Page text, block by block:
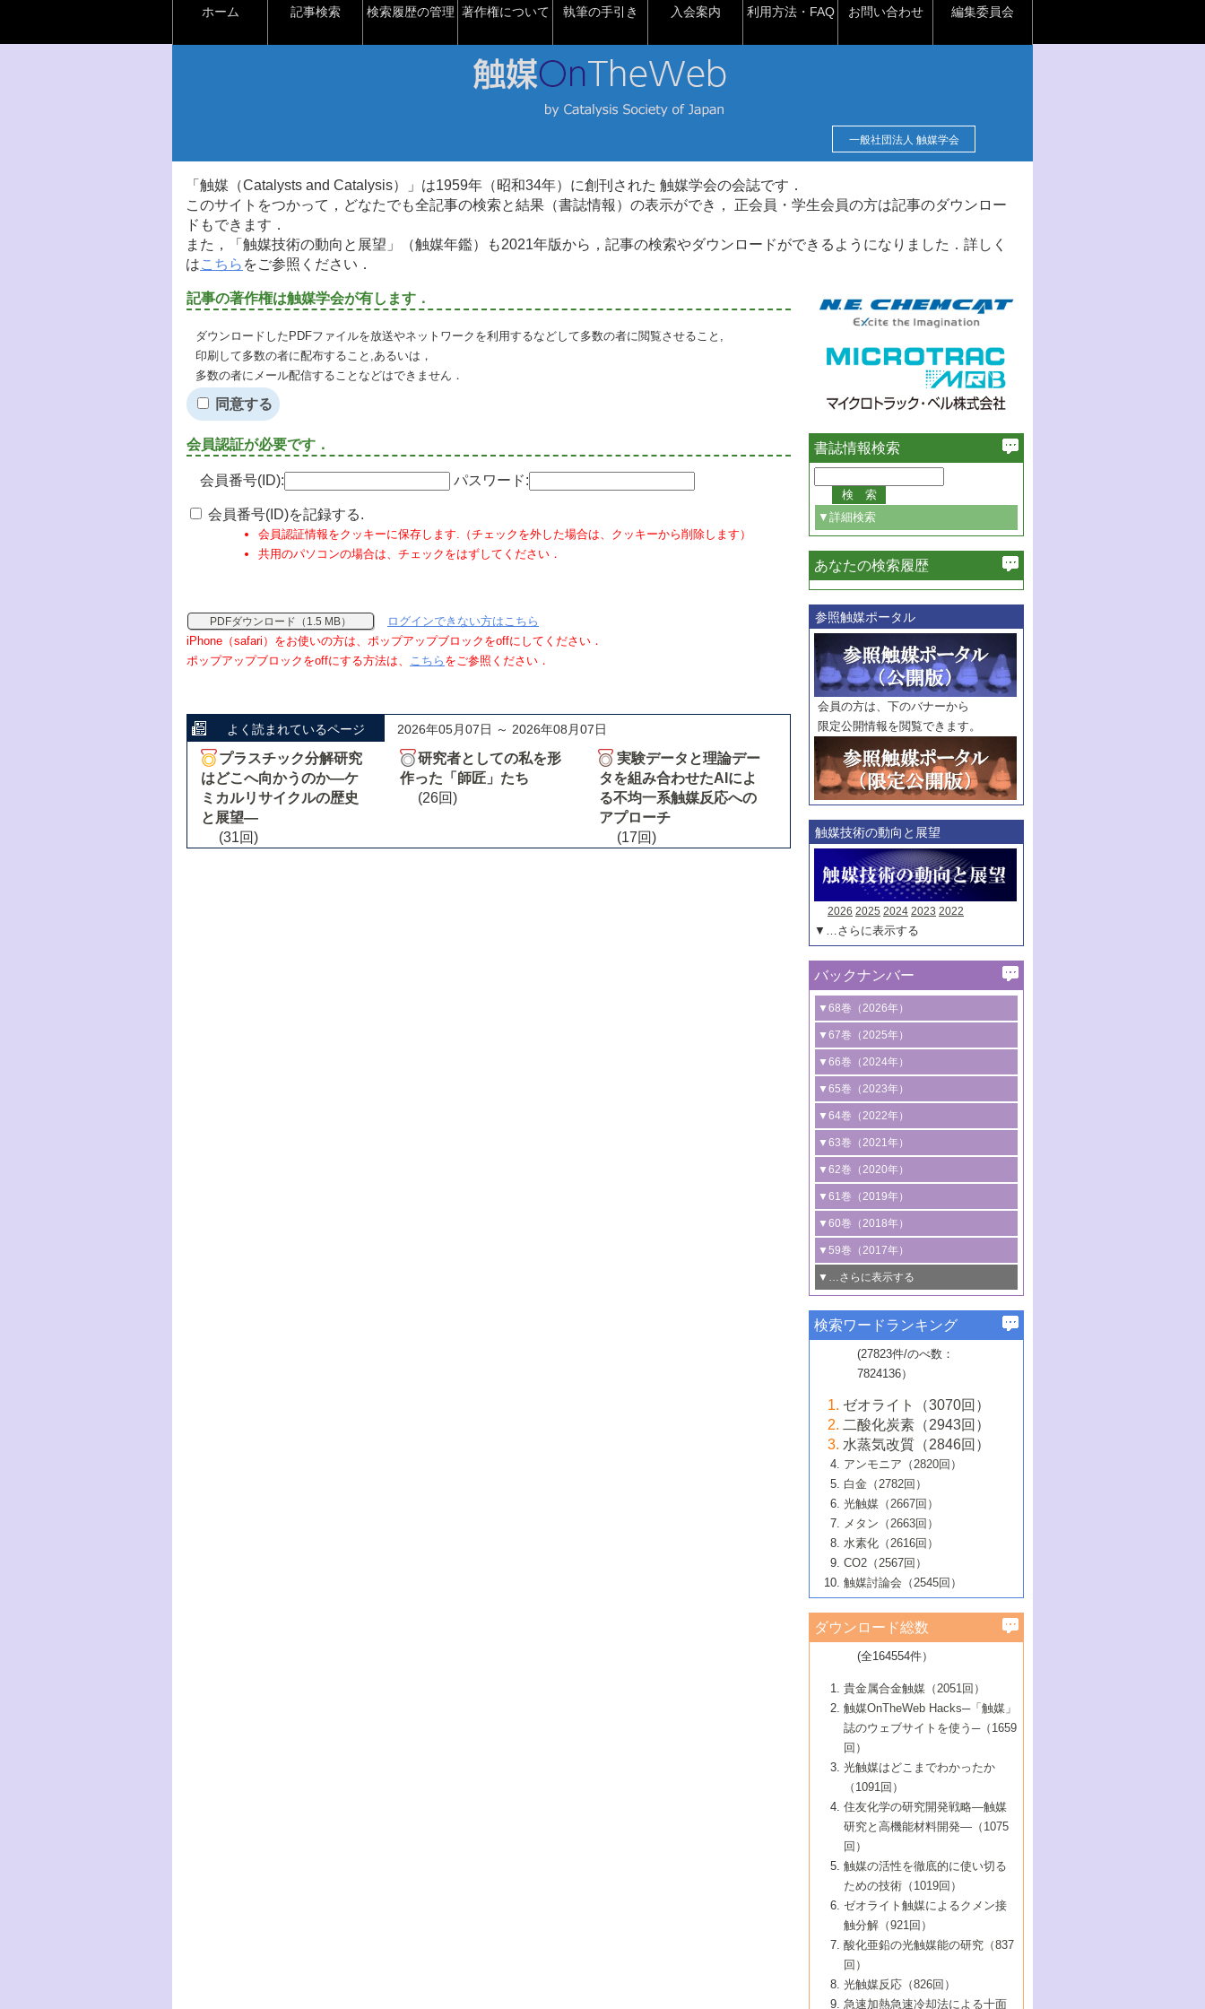
ホーム 記事検索 検索履歴の管理 著作権について 執筆の手引き 入会案内 利用方法・FAQ お問い合わせ 編集委員会
一般社団法人 触媒学会
「触媒（Catalysts and Catalysis）」は1959年（昭和34年）に創刊された 触媒学会の会誌です．
このサイトをつかって，どなたでも全記事の検索と結果（書誌情報）の表示ができ， 正会員・学生会員の方は記事のダウンロー
ドもできます．
また，「触媒技術の動向と展望」（触媒年鑑）も2021年版から，記事の検索やダウンロードができるようになりました．詳しく
はこちら をご参照ください．
記事の著作権は触媒学会が有します．
ダウンロードしたPDFファイルを放送やネットワークを利用するなどして多数の者に閲覧させること,
印刷して多数の者に配布すること,あるいは，
多数の者にメール配信することなどはできません．
同意する
会員認証が必要です．
会員番号(ID): パスワード:
会員番号(ID)を記録する.
会員認証情報をクッキーに保存します.（チェックを外した場合は、クッキーから削除します）
共用のパソコンの場合は、チェックをはずしてください．
PDFダウンロード（1.5 MB）
ログインできない方はこちら
iPhone（safari）をお使いの方は、ポップアップブロックをoffにしてください．
ポップアップブロックをoffにする方法は、 こちら をご参照ください．
よく読まれているページ 2026年05月07日 ～ 2026年08月07日
プラスチック分解研究
はどこへ向かうのか―ケ
ミカルリサイクルの歴史
と展望―
(31回)
研究者としての私を形
作った「師匠」たち
(26回)
実験データと理論デー
タを組み合わせたAIによ
る不均一系触媒反応への
アプローチ
(17回)
書誌情報検索
▼詳細検索
必ず含む
巻・号指定
巻
号
範囲指定
巻
号～
巻
号
触媒年鑑
年度
記事種別
マーク：
マークあり
あなたの検索履歴
参照触媒ポータル
会員の方は、下のバナーから
限定公開情報を閲覧できます。
触媒技術の動向と展望
2026 2025 2024 2023 2022
▼…さらに表示する
バックナンバー
▼68巻（2026年）
1号 過酸化水素合成に関する研究動向
2号 コンピューター技術により加速する
触媒開発
3号 有機分子変換やCO 資源化のための
光触媒に関する最近の研究
B号 第137回触媒討論会（2026年）
▼67巻（2025年）
1号 CO
水素化によるグリーン燃料/グリ
ーンケミカル製造
2号 水素製造のための水分解技術に関す
る最近の研究
3号 オレフィン系樹脂の精密合成に関す
る最新技術
4号 アルコール類の効率的変換を実現す
る非貴金属触媒の研究動向
5号 ゼオライトの合成と応用における研
究動向
6号 ヘテロ接合界面
B号 第135回触媒討論会（2025年）
▼66巻（2024年）
1号 低次元ナノ構造を有する触媒材料
2号 規制反応場を活用した固体触媒研究
の新展開
3号 未踏分子変換を目指した酸化触媒プ
ロセスの最前線
4号 シンクロトロン放射光および中性子
線を利用した触媒解析技術の最先端
5号 単原子触媒
6号 参照触媒委員会からのお知らせ
B号 第133回触媒討論会（2023年）
▼65巻（2023年）
1号 炭素が関わる触媒機能
2号 プラスチックケミカルリサイクルの
ための触媒技術
3号 非酸化物系金属化合物を基盤とした
触媒材料の開発
4号 格子酸素・格子酸素欠陥を利用した
触媒反応
5号 生体触媒によるエネルギー変換反応
6号 窒素とリンの循環のための触媒・機
能性材料
▼64巻（2022年）
1号 合成ガス製造とCOを用いるケミカル
ズ合成の最新動向
2号 化学品合成のための合金触媒開発
3号 CO の排出削減および有効活用のた
めの触媒技術
4号 若手による情報発信企画～とびたて
若き触媒の研究者たち～（1）
若き触媒の研究者たち～（2）
6号 石油のノーブル・ユースを志向した
触媒技術
大学：オンライン・対面開催）
▼63巻（2021年）
1号 金触媒の新展開
2号 ペロブスカイト
3号 特殊反応場を利用した触媒的分子変
換反応
4号 多孔質材料を用いた触媒の新展開
5号 情報学的手法を用いた触媒開発
6号 カーボンニュートラルに向けた電解
技術
B号 第127回触媒討論会（2021年・オン
ライン開催(Zoom)のみ）
▼62巻（2020年）
1号 触媒設計を拓く欠陥構造のキャラク
タリゼーション
2号 機能化学品製造に資するクリーンな
触媒的酸化反応
3号 水処理のための触媒化学
4号 光触媒を用いた水分解の最新の研究
動向
5号 次世代の触媒プロセスを支えるマイ
6号 メタン転換技術の最新動向
B号 第125回触媒討論会（2020年・工学
院大学）
▼61巻（2019年）
1号 物質移動制御に着目した触媒プロセ
ス開発
2号 CO2 フリー水素サプライチェーンに
関わる触媒開発動向
3号 精密高分子合成に関する最近の研究
動向
4号 バイオマス化成品製造のための触媒
5号 固体触媒による含窒素有機化合物変
換の最前線
6号 貴金属使用量低減に向けた自動車排
ガス浄化触媒の開発
B号 第123回触媒討論会（2019年・大阪
▼60巻（2018年）
1号 固体酸触媒の最新の研究動向
2号 二酸化炭素からの有用化学品合成
3号 ナノ粒子・クラスター触媒の最前線
4号 60周年記念企画
5号 進化するゼオライト合成技術
6号 非貴金属系触媒における電気化学的
B号 第121回触媒討論会（2018年・東京
大学）
▼59巻（2017年）
1号 いたるところに，触媒
最先端技術
3号 無機分離膜材料の開発と触媒反応プ
ロセスへの適用
5号 水素のふるまいを解き明かす最先端
研究
6号 低級アルカンの有効利用のための触
媒技術
B号 第119回触媒討論会（2017年・首都
大学東京）
▼…さらに表示する
1号 ユニークな構造の高分子を生み出す触
2号 リグニンからの化成品製造に向けた触
媒技術
3号 触媒研究の最先端～とびたて若き研究
者たち～（1）
4号 触媒研究の最先端～とびたて若き研究
者たち～（2）
5号 触媒研究の最先端～とびたて若き研究
者たち～（3）
6号 イオニクス材料と燃料電池・電解合成
の最新の研究動向
B号 第117回触媒討論会（2016年・大阪府
立大学）
▼57巻（2015年）
1号 水素キャリアにかかわる触媒技術の新
2号 石油精製用触媒の最近の進展
3号 固体酸化物形燃料電池（SOFC）におけ
るアノード触媒上での燃料直接改質技術
4号 コアシェル構造の制御による触媒機能
5号 工業触媒およびその周辺技術の最近の
進歩
6号 ナノシート
B号 第115回触媒討論会（2015年・成蹊大
▼56巻（2014年）
2号 光触媒反応機構に関する最新の研究動
向
開発動向
4号 人工光合成に向けた近年のアプローチ
5号 未利用熱エネルギーの有効活用に貢献
する触媒技術
6号 ポリオキソメタレート
B号 第113回触媒討論会（2014年・ロワジ
ールホテル豊橋）
1号 高耐久性燃料電池システム用触媒にお
ける新展開
2号 リビングラジカル重合の最近の動向
3号 天然ガスの化学工業的展開に関する触
媒技術
4号 貴金属触媒の精密構造制御とその活用
5号 バイオマス化成品製造のための固体触
6号 ナノ空間─吸着状態解析から新機能開拓
B号 第111回触媒討論会（2013年・関西大
▼54巻（2012年）
1号 規則性多孔体の利用技術における最近
の進歩
2号 第109回触媒討論会
3号 貴金属低減技術の最新動向
4号 貴金属代替技術の最新動向
5号 光触媒による物質変換反応の新展開
6号 グラフェン
7号 水素を利用する化成品合成の新潮流
▼53巻（2011年）
1号 金属学から見る合金触媒の新展開
2号 第107回触媒討論会
3号 触媒のその場観察法の進歩（１）
4号 触媒のその場観察法の進歩（２）
5号 不活性結合の触媒的活性化による有機
合成
6号 新しい固体酸触媒技術
7号 ゼオライト合成における最近の進歩
▼52巻（2010年）
1号 触媒の劣化対策と長寿命触媒開発
2号 第105回触媒討論会
3号 ナノ構造が拓く新機能
4号 活性サイトおよびその環境の精密な設
計による触媒の高機能化
5号 触媒を有効に使うための技術
7号 有機分子触媒による精密有機合成
8号 高機能化ポリオレフィンに向けた重合
触媒の最近の進展
1号 炭素材料－熱い注目を集める材料－
2号 第103回触媒討論会
3号 環境浄化用光触媒の現状と課題
4号 水素社会の実現に向けた水素製造・貯
蔵技術の進歩
5号 CO2が関わる触媒・材料
7号 持続可能社会実現のための触媒および
触媒関連技術
▼50巻（2008年）
1号 触媒化学と学会のこの10年，半世紀，
そして未来
2号 第101回触媒討論会
4号 錯体を利用したユニークな表面構造の
構築と機能
5号 若手会員による触媒研究の未来展望1：
企業編
6号 第102回触媒討論会
7号 触媒・化学反応における計算化学の進
8号 若手研究者による触媒研究の未来展望
2：大学・研究所編
▼49巻（2007年）
1号 含フッ素化合物の合成と触媒
2号 第99回触媒討論会
3号 実用的ファインケミカル合成プロセス
を実現する触媒
5号 こんな物質，あんな物質―新たな触媒
の可能性―
7号 『結晶の化学』を活かした触媒研究
8号 イオン液体の応用
▼48巻（2006年）
1号 固体酸触媒の最近の進歩
2号 第97回触媒討論会
3号 リビング重合触媒の最近の展開
5号 水素製造・貯蔵のための触媒技術の新
しい展開
6号 第98回触媒討論会
7号 基礎化学品製造の触媒技術
8号 多機能型リアクター
1号 最近の触媒担体とその効果
2号 第95回触媒討論会
4号 水分解用光触媒材料
5号 時間分解分光の進歩と応用
6号 第96回触媒討論会
8号 超臨界流体を用いた化学プロセスの新
▼46巻（2004年）
1号 部分酸化反応触媒の最前線
2号 第93回触媒討論会
3号 特殊エネルギー場の触媒反応
4号 生体内における金属の触媒作用
5号 ファインケミカルズの展開に寄与する
6号 第94回触媒討論会
7号 サブナノレベルでみた新しい表面現象
8号 オレフィン重合触媒の新たな展
▼45巻（2003年）
1号 なぜこの触媒が良いのか？
2号 第91回触媒討論会
3号 最近の自動車排ガス処理技術
4号 触媒研究の現状と将来─第90回触媒討論
5号 基礎化学品製造の触媒技術
6号 第92回触媒討論会
7号 基礎化学品製造の触媒技術
8号 資源の循環と触媒技術
▼44巻（2002年）
1号 高次制御された触媒の化学
2号 第89回触媒討論会
3号 触媒を利用した電気化学の新展開
4号 ナノ材料の調製と機能化
5号 こんな触媒が欲しい
6号 第90回触媒討論会
7号 触媒研究と学術雑誌/情報
8号 若い世代からみた触媒化学の現状と未
▼43巻（2001年）
1号 グリーンケミストリーと触媒
2号 第87回触媒討論会特集号
3号 生体触媒とバイオプロセス
4号 水素製造・利用の触媒化学
5号 触媒研究における新しい切り口：コン
ビナトリアルケミストリー
6号 第88回触媒討論会特集号
7号 企業における触媒研究のブレークスル
8号 この材料を触媒として使ってみません
▼42巻（2000年）
1号 触媒反応工学の明日を拓く
2号 第85回触媒討論会
3号 反応ダイナミクス
5号 触媒のおもしろさをどのように伝える
6号 第86回触媒討論会
7号 水素化精製触媒の新しい展開
8号 新しい反応性と機能性を目指した金属
クラスタ-化学
▼41巻（1999年）
1号 孔、穴、あな?-特異な空間とその利用-
2号 第83回触媒討論会
3号 均一系触媒反応最前線
4号 実用炭素材料の新展開
5号 研究の方法論を考える
7号 機能性金属材料と触媒
8号 触媒研究へのNMRの応用と展望
▼40巻（1998年）
進展と21世紀への提言/創立40周年記念・触
媒学会この10年の歩みとこれから/創立40周
2号 第81回触媒討論会
3号 計算機触媒化学へのさそい
4号 触媒劣化の制御と予測
5号 最新の実用プロセスと触媒
6号 第82回触媒討論会
1号 均一系と不均一系触媒反応-その特徴と
接点
2号 第79回触媒討論会
3号 最新NO除去触媒の実用化研究
4号 新しい反応場を目指した触媒調製
5号 反応・分離技術の新しい展開
6号 第80回触媒討論会
▼38巻（1996年）
1号 触媒の構造と触媒作用/C1化学を中心と
する21世紀への触媒
3号 オリンピックメダル:金・銀・銅はどん
な触媒作用を示すか
4号 触媒作用における機能の複合化
▼37巻（1995年）
1号 ファインケミカルズと固体触媒
2号 第75回触媒討論会
3号 希土類を利用した触媒
4号 触媒とリサイクル
5号 エネルギー変換触媒
▼36巻（1994年）
1号 電気化学と触媒
2号 第73回触媒討論会
3号 C4化学の展開
4号 《通常号》
▼35巻（1993年）
1号 工業触媒開発マニュアル―探索から工
業化まで
2号 第71回触媒討論会
▼34巻（1992年）
1号 インパクトを与えたこの研究
2号 第69回触媒討論会
▼33巻（1991年）
1号 触媒プロセス開発マニュアル―探索か
▼32巻（1990年）
検索ワードランキング
(27823件/のべ数：
7824136）
ゼオライト（3070回）
二酸化炭素（2943回）
水蒸気改質（2846回）
アンモニア（2820回）
白金（2782回）
光触媒（2667回）
メタン（2663回）
水素化（2616回）
CO2（2567回）
触媒討論会（2545回）
ダウンロード総数
(全164554件）
貴金属合金触媒（2051回）
触媒OnTheWeb Hacks─「触媒」
誌のウェブサイトを使う─（1659
回）
光触媒はどこまでわかったか
（1091回）
住友化学の研究開発戦略―触媒
研究と高機能材料開発―（1075
回）
触媒の活性を徹底的に使い切る
ための技術（1019回）
ゼオライト触媒によるクメン接
触分解（921回）
酸化亜鉛の光触媒能の研究（837
回）
光触媒反応（826回）
急速加熱急速冷却法による十面